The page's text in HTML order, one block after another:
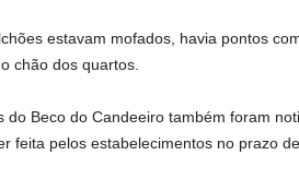
estavam mofados, havia pontos
chão dos quartos.
do Beco do Candeeiro também foram
feita pelos estabelecimentos no prazo